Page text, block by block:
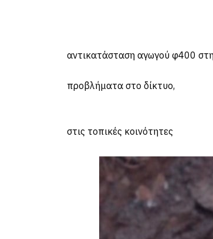
Τα
αντικατάσταση αγωγού φ400
Ο αγωγός
προβλήματα στο δίκτυο,
ακόμα και
Η ΔΕΥΑΔ και η
στις τοπικές κοινότητες
με